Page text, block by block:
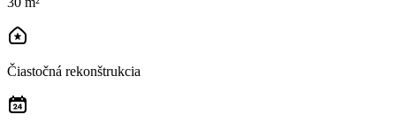
Čiastočná rekonštrukcia